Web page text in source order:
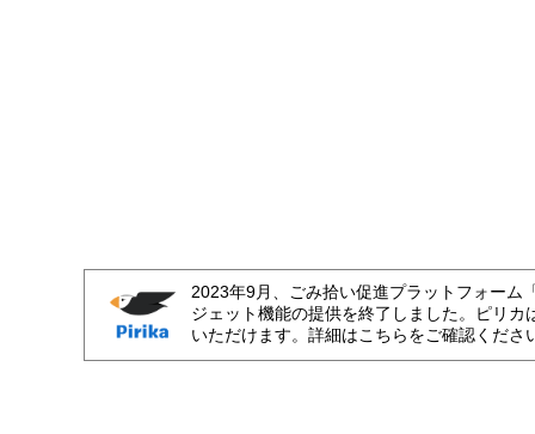
2023年9月、ごみ拾い促進プラットフォーム
ジェット機能の提供を終了しました。ピリカ
いただけます。詳細はこちらをご確認くださ